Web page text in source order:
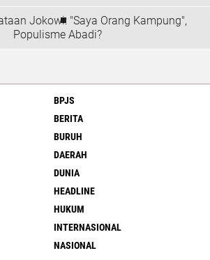
Jokowi: "Saya Orang Kampung",
Populisme Abadi?
BPJS
BERITA
BURUH
DAERAH
DUNIA
HEADLINE
HUKUM
INTERNASIONAL
NASIONAL